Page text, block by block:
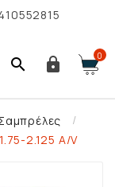
  0
2.125 A/V